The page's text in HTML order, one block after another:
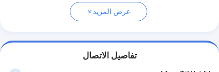
عرض المزيد
تفاصيل الاتصال